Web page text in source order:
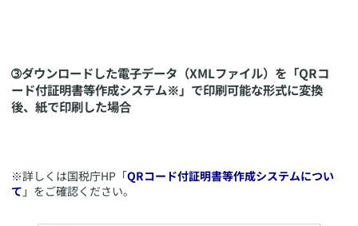
​➂ダウンロードした電子データ（XMLファイル）を「QRコ
ード付証明書等作成システム※」で印刷可能な形式に変換
後、紙で印刷した場合
​※詳しくは国税庁HP「QRコード付証明書等作成システムについ
て 」をご確認ください。